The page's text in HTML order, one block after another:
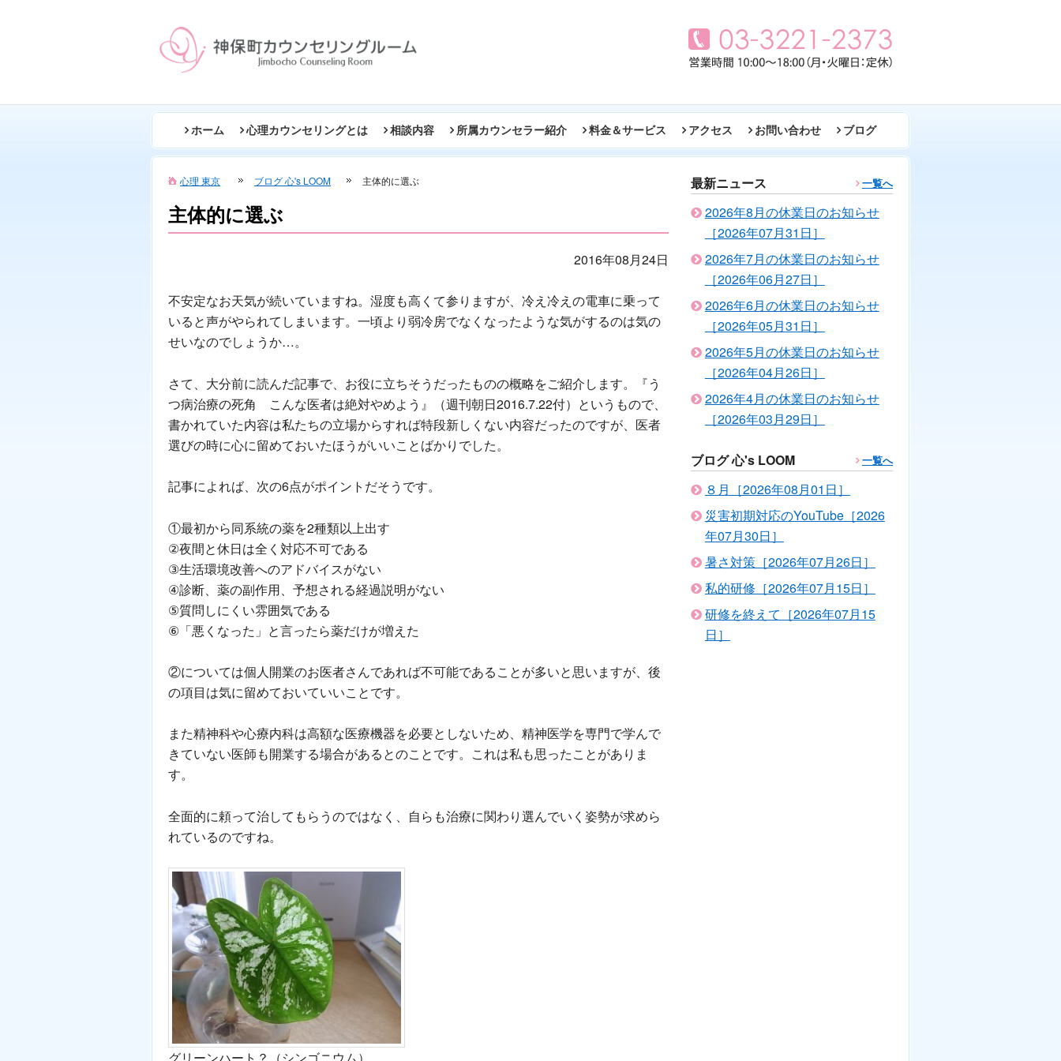
ホーム 心理カウンセリングとは 相談内容 所属カウンセラー紹介 料金＆サービス アクセス お問い合わせ ブログ
心理 東京 ブログ 心's LOOM 主体的に選ぶ
主体的に選ぶ
2016年08月24日
不安定なお天気が続いていますね。湿度も高くて参りますが、冷え冷えの電車に乗って
いると声がやられてしまいます。一頃より弱冷房でなくなったような気がするのは気の
せいなのでしょうか…。
さて、大分前に読んだ記事で、お役に立ちそうだったものの概略をご紹介します。『う
つ病治療の死角 こんな医者は絶対やめよう』（週刊朝日2016.7.22付）というもので、
書かれていた内容は私たちの立場からすれば特段新しくない内容だったのですが、医者
選びの時に心に留めておいたほうがいいことばかりでした。
記事によれば、次の6点がポイントだそうです。
①最初から同系統の薬を2種類以上出す
②夜間と休日は全く対応不可である
③生活環境改善へのアドバイスがない
④診断、薬の副作用、予想される経過説明がない
⑤質問しにくい雰囲気である
⑥「悪くなった」と言ったら薬だけが増えた
②については個人開業のお医者さんであれば不可能であることが多いと思いますが、後
の項目は気に留めておいていいことです。
また精神科や心療内科は高額な医療機器を必要としないため、精神医学を専門で学んで
きていない医師も開業する場合があるとのことです。これは私も思ったことがありま
す。
全面的に頼って治してもらうのではなく、自らも治療に関わり選んでいく姿勢が求めら
れているのですね。
グリーンハート？（シンゴニウム）
最新ニュース 一覧へ
2026年8月の休業日のお知らせ
［2026年07月31日］
2026年7月の休業日のお知らせ
［2026年06月27日］
2026年6月の休業日のお知らせ
［2026年05月31日］
2026年5月の休業日のお知らせ
［2026年04月26日］
2026年4月の休業日のお知らせ
［2026年03月29日］
ブログ 心's LOOM 一覧へ
８月［2026年08月01日］
災害初期対応のYouTube［2026
年07月30日］
暑さ対策［2026年07月26日］
私的研修［2026年07月15日］
研修を終えて［2026年07月15
日］